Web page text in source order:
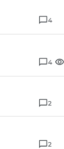
4
4
2
2